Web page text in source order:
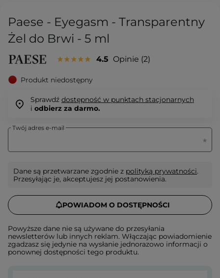
Paese - Eyegasm - Transparentny
Żel do Brwi - 5 ml
4.5 Opinie 2
Produkt niedostępny
Sprawdź dostępność w punktach stacjonarnych
i odbierz za darmo.
Twój adres e-mail
Dane są przetwarzane zgodnie z polityką prywatności.
Przesyłając je, akceptujesz jej postanowienia.
POWIADOM O DOSTĘPNOŚCI
Powyższe dane nie są używane do przesyłania
newsletterów lub innych reklam. Włączając powiadomienie
zgadzasz się jedynie na wysłanie jednorazowo informacji o
ponownej dostępności tego produktu.